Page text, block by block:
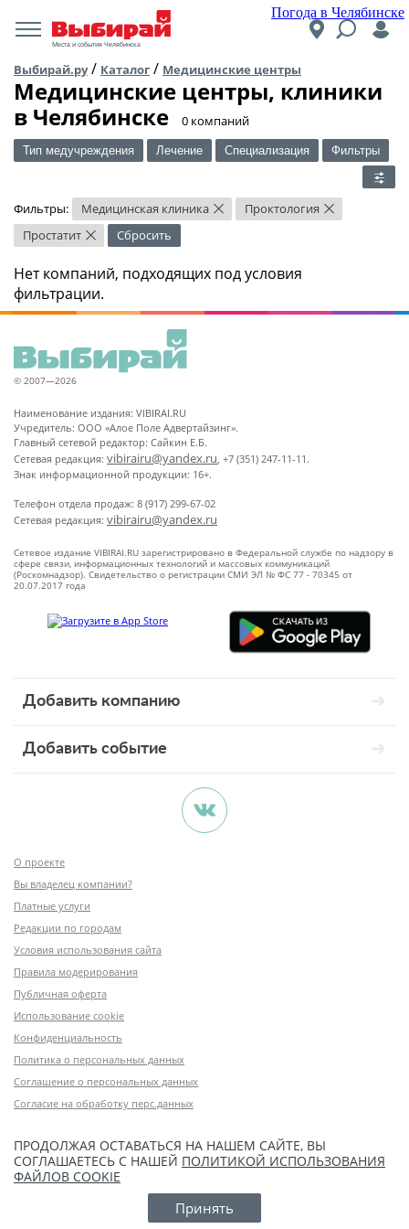
Погода в Челябинске
Места и события Челябинска
Выбирай.ру/ Каталог / Медицинские центры
Медицинские центры, клиники
в Челябинске
​0 компаний
Тип медучреждения Лечение Специализация Фильтры
Фильтры: Медицинская клиника × Проктология ×
Простатит × Сбросить
Нет компаний, подходящих под условия
фильтрации.
© 2007—2026
Наименование издания: VIBIRAI.RU
Учредитель: ООО «Алое Поле Адвертайзинг».
Главный сетевой редактор: Сайкин Е.Б.
Сетевая редакция: vibirairu@yandex.ru, +7 (351) 247-11-11.
Знак информационной продукции: 16+.
Телефон отдела продаж: 8 (917) 299-67-02
Сетевая редакция: vibirairu@yandex.ru
Сетевое издание VIBIRAI.RU зарегистрировано в Федеральной службе по надзору в
сфере связи, информационных технологий и массовых коммуникаций
(Роскомнадзор). Свидетельство о регистрации СМИ ЭЛ № ФС 77 - 70345 от
20.07.2017 года
Добавить компанию
Добавить событие
О проекте
Вы владелец компании?
Платные услуги
Редакции по городам
Условия использования сайта
Правила модерирования
Публичная оферта
Использование cookie
Конфиденциальность
Политика о персональных данных
Соглашение о персональных данных
Согласие на обработку перс.данных
ПРОДОЛЖАЯ ОСТАВАТЬСЯ НА НАШЕМ САЙТЕ, ВЫ
СОГЛАШАЕТЕСЬ С НАШЕЙ ПОЛИТИКОЙ ИСПОЛЬЗОВАНИЯ
ФАЙЛОВ COOKIE
Принять